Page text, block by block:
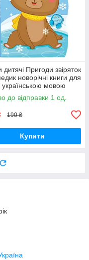
дитячі Пригоди звіряток
новорічні книги для
українською мовою
10 стор
до відправки 1 од.
190 ₴
Купити